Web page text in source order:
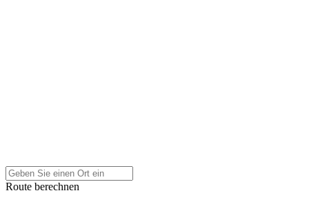
Route berechnen